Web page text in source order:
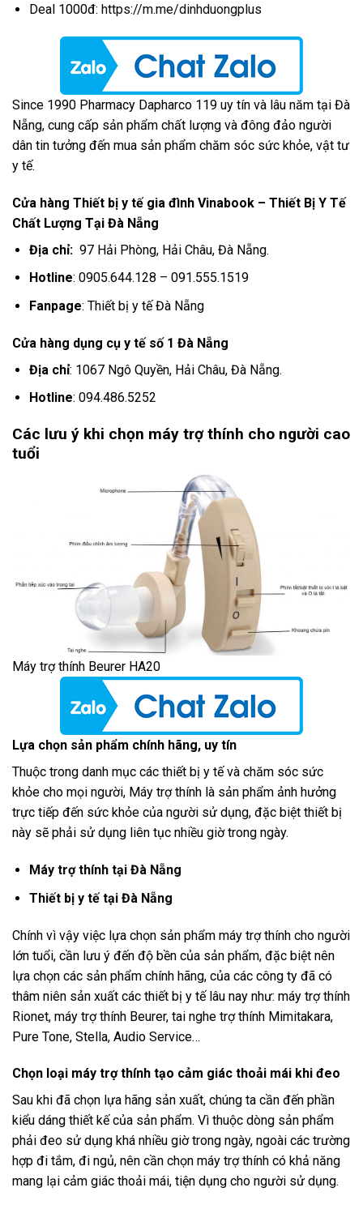
Deal 1000đ: https://m.me/dinhduongplus
Since 1990 Pharmacy Dapharco 119 uy tín và lâu năm tại Đà
Nẵng, cung cấp sản phẩm chất lượng và đông đảo người
dân tin tưởng đến mua sản phẩm chăm sóc sức khỏe, vật tư
y tế.
Cửa hàng Thiết bị y tế gia đình Vinabook – Thiết Bị Y Tế
Chất Lượng Tại Đà Nẵng
Địa chỉ:97 Hải Phòng, Hải Châu, Đà Nẵng.
Hotline: 0905.644.128 – 091.555.1519
Fanpage: Thiết bị y tế Đà Nẵng
Cửa hàng dụng cụ y tế số 1 Đà Nẵng
Địa chỉ: 1067 Ngô Quyền, Hải Châu, Đà Nẵng.
Hotline: 094.486.5252
Các lưu ý khi chọn máy trợ thính cho người cao
tuổi
Máy trợ thính Beurer HA20
Lựa chọn sản phẩm chính hãng, uy tín
Thuộc trong danh mục các thiết bị y tế và chăm sóc sức
khỏe cho mọi người, Máy trợ thính là sản phẩm ảnh hưởng
trực tiếp đến sức khỏe của người sử dụng, đặc biệt thiết bị
này sẽ phải sử dụng liên tục nhiều giờ trong ngày.
Máy trợ thính tại Đà Nẵng
Thiết bị y tế tại Đà Nẵng
Chính vì vậy việc lựa chọn sản phẩm máy trợ thính cho người
lớn tuổi, cần lưu ý đến độ bền của sản phẩm, đặc biệt nên
lựa chọn các sản phẩm chính hãng, của các công ty đã có
thâm niên sản xuất các thiết bị y tế lâu nay như: máy trợ thính
Rionet, máy trợ thính Beurer, tai nghe trợ thính Mimitakara,
Pure Tone, Stella, Audio Service…
Chọn loại máy trợ thính tạo cảm giác thoải mái khi đeo
Sau khi đã chọn lựa hãng sản xuất, chúng ta cần đến phần
kiểu dáng thiết kế của sản phẩm. Vì thuộc dòng sản phẩm
phải đeo sử dụng khá nhiều giờ trong ngày, ngoài các trường
hợp đi tắm, đi ngủ, nên cần chọn máy trợ thính có khả năng
mang lại cảm giác thoải mái, tiện dụng cho người sử dụng.